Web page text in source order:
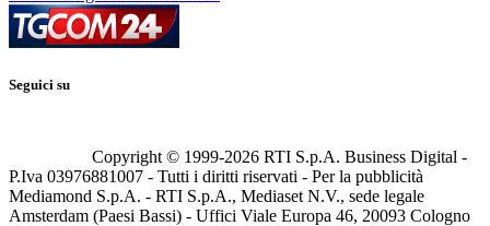
Seguici su
Copyright © 1999-2026 RTI S.p.A. Business Digital -
P.Iva 03976881007 - Tutti i diritti riservati - Per la pubblicità
Mediamond S.p.A. - RTI S.p.A., Mediaset N.V., sede legale
Amsterdam (Paesi Bassi) - Uffici Viale Europa 46, 20093 Cologno